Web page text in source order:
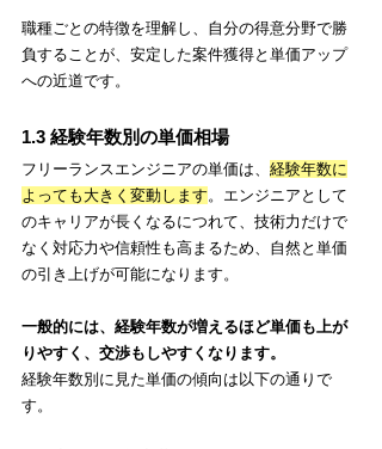
職種ごとの特徴を理解し、自分の得意分野で勝
負することが、安定した案件獲得と単価アップ
への近道です。
1.3 経験年数別の単価相場
フリーランスエンジニアの単価は、 経験年数に
よっても大きく変動します 。エンジニアとして
のキャリアが長くなるにつれて、技術力だけで
なく対応力や信頼性も高まるため、自然と単価
の引き上げが可能になります。
一般的には、経験年数が増えるほど単価も上が
りやすく、交渉もしやすくなります。
経験年数別に見た単価の傾向は以下の通りで
す。